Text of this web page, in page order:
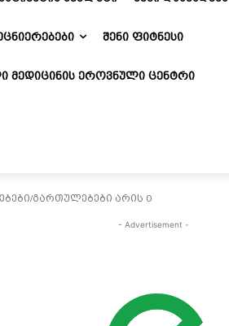
ᲨᲔᲜᲘ ᲤᲘᲢᲜᲔᲡᲘ
ᲛᲔᲓᲘᲪᲘᲜᲘᲡ ᲔᲠᲝᲕᲜᲣᲚᲘ ᲪᲔᲜᲢᲠᲘ
გართულებები არის 0
- Advertisement -